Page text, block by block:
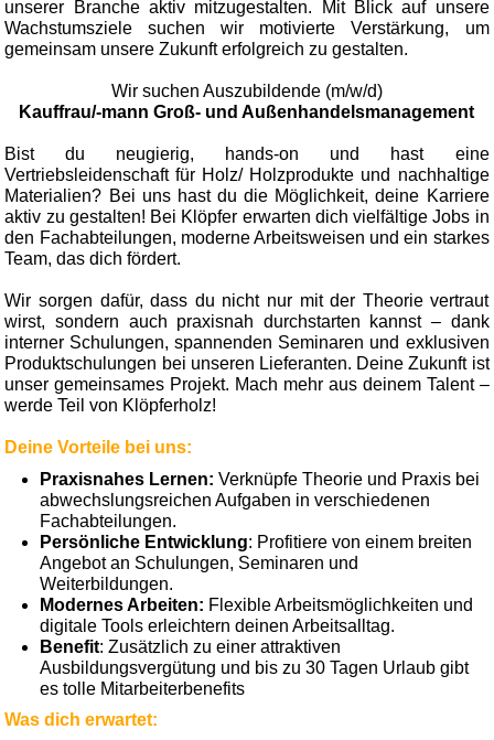
unserer Branche aktiv mitzugestalten. Mit Blick auf unsere
Wachstumsziele suchen wir motivierte Verstärkung, um
gemeinsam unsere Zukunft erfolgreich zu gestalten.
Wir suchen Auszubildende (m/w/d)
Kauffrau/-mann Groß- und Außenhandelsmanagement
Bist du neugierig, hands-on und hast eine
Vertriebsleidenschaft für Holz/ Holzprodukte und nachhaltige
Materialien? Bei uns hast du die Möglichkeit, deine Karriere
aktiv zu gestalten! Bei Klöpfer erwarten dich vielfältige Jobs in
den Fachabteilungen, moderne Arbeitsweisen und ein starkes
Team, das dich fördert.
Wir sorgen dafür, dass du nicht nur mit der Theorie vertraut
wirst, sondern auch praxisnah durchstarten kannst – dank
interner Schulungen, spannenden Seminaren und exklusiven
Produktschulungen bei unseren Lieferanten. Deine Zukunft ist
unser gemeinsames Projekt. Mach mehr aus deinem Talent –
werde Teil von Klöpferholz!
Deine Vorteile bei uns:
Praxisnahes Lernen: Verknüpfe Theorie und Praxis bei
abwechslungsreichen Aufgaben in verschiedenen
Fachabteilungen.
Persönliche Entwicklung: Profitiere von einem breiten
Angebot an Schulungen, Seminaren und
Weiterbildungen.
Modernes Arbeiten: Flexible Arbeitsmöglichkeiten und
digitale Tools erleichtern deinen Arbeitsalltag.
Benefit: Zusätzlich zu einer attraktiven
Ausbildungsvergütung und bis zu 30 Tagen Urlaub gibt
es tolle Mitarbeiterbenefits
Was dich erwartet: